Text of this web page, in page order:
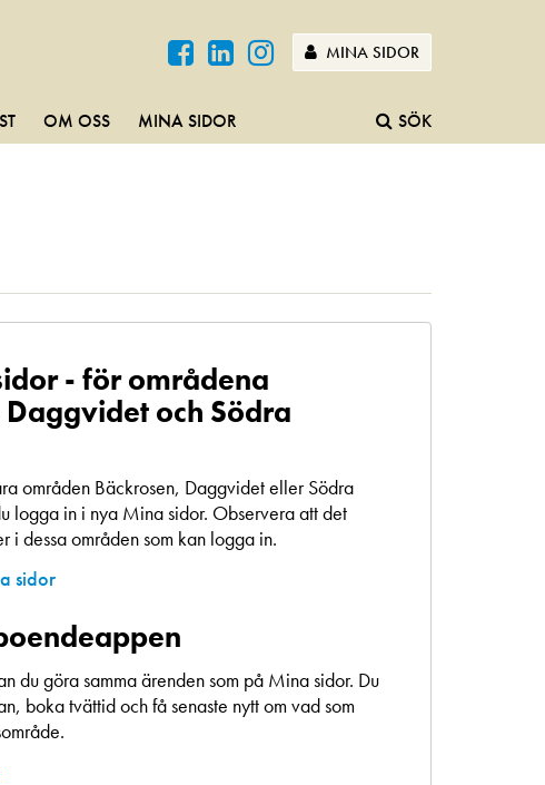
MINA SIDOR
OM OSS MINA SIDOR SÖK
- för områdena
och Södra
områden Bäckrosen, Daggvidet eller Södra
logga in i nya Mina sidor. Observera att det
i dessa områden som kan logga in.
sidor
du göra samma ärenden som på Mina sidor. Du
boka tvättid och få senaste nytt om vad som